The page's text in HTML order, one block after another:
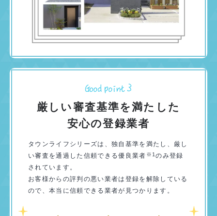
厳しい審査基準を満たした
安心の登録業者
タウンライフシリーズは、独自基準を満たし、厳し
い審査を通過した信頼できる優良業者 ※1のみ登録
されています。
お客様からの評判の悪い業者は登録を解除している
ので、本当に信頼できる業者が見つかります。